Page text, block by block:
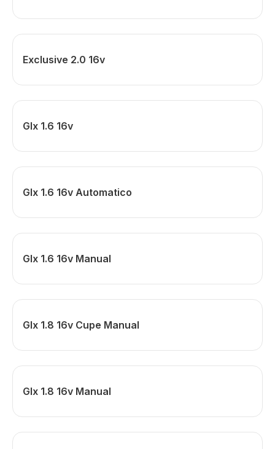
Exclusive 2.0 16v
Glx 1.6 16v
Glx 1.6 16v Automatico
Glx 1.6 16v Manual
Glx 1.8 16v Cupe Manual
Glx 1.8 16v Manual